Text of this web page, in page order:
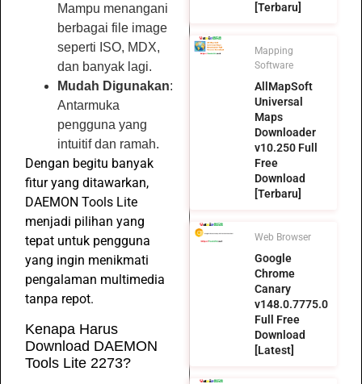
Mampu menangani
berbagai file image
seperti ISO, MDX,
dan banyak lagi.
Mudah Digunakan:
Antarmuka
pengguna yang
intuitif dan ramah.
Dengan begitu banyak
fitur yang ditawarkan,
DAEMON Tools Lite
menjadi pilihan yang
tepat untuk pengguna
yang ingin menikmati
pengalaman multimedia
tanpa repot.
Kenapa Harus
Download DAEMON
Tools Lite 2273?
[Terbaru]
Mapping
Software
AllMapSoft
Universal
Maps
Downloader
v10.250 Full
Free
Download
[Terbaru]
Web Browser
Google
Chrome
Canary
v148.0.7775.0
Full Free
Download
[Latest]